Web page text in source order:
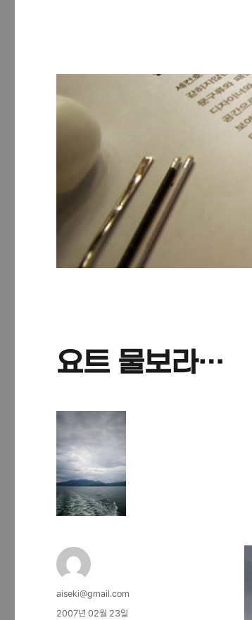
요트 물보라…
글
쓴
aiseki@gmail.com
작
2007년 02월 23일